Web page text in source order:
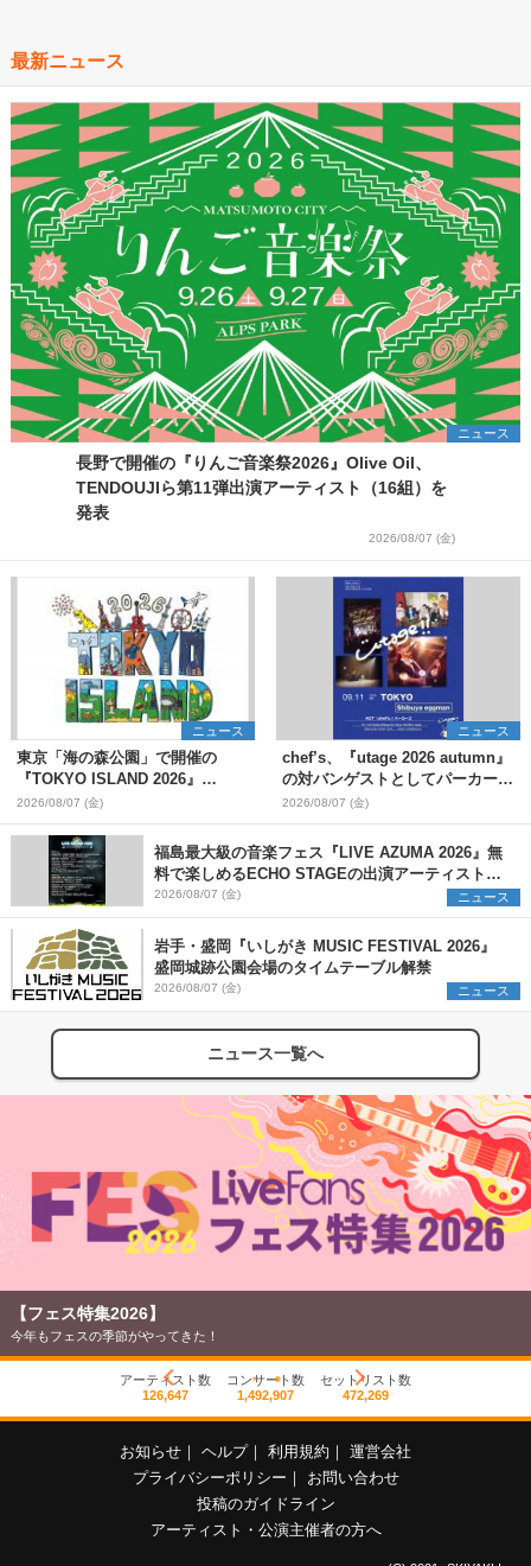
最新ニュース
ニュース
長野で開催の『りんご音楽祭2026』Olive Oil、
TENDOUJIら第11弾出演アーティスト（16組）を
発表
2026/08/07 (金)
ニュース
東京「海の森公園」で開催の
『TOKYO ISLAND 2026』
BIGMAMA、flumpoolら第3弾出
演者7組を発表 ワークショッ
プ・アート出展者を募集
2026/08/07 (金)
ニュース
chef’s、『utage 2026 autumn』
の対バンゲストとしてパーカーズ
を発表
2026/08/07 (金)
福島最大級の音楽フェス『LIVE AZUMA 2026』無
料で楽しめるECHO STAGEの出演アーティストを
発表
2026/08/07 (金) ニュース
岩手・盛岡『いしがき MUSIC FESTIVAL 2026』
盛岡城跡公園会場のタイムテーブル解禁
2026/08/07 (金) ニュース
ニュース一覧へ
【フェス特集2026】
今年もフェスの季節がやってきた！
アーティスト数
126,647
コンサート数
1,492,907
セットリスト数
472,269
お知らせ ヘルプ 利用規約
運営会社
プライバシーポリシー
お問い合わせ
投稿のガイドライン
アーティスト・公演主催者の方へ